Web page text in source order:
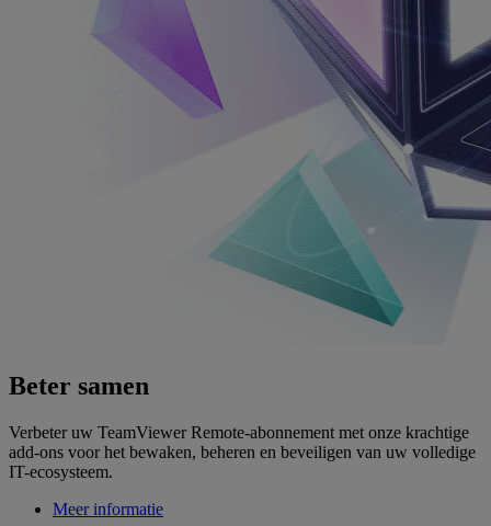
Beter samen
Verbeter uw TeamViewer Remote-abonnement met onze krachtige
add-ons voor het bewaken, beheren en beveiligen van uw volledige
IT-ecosysteem.
Meer informatie